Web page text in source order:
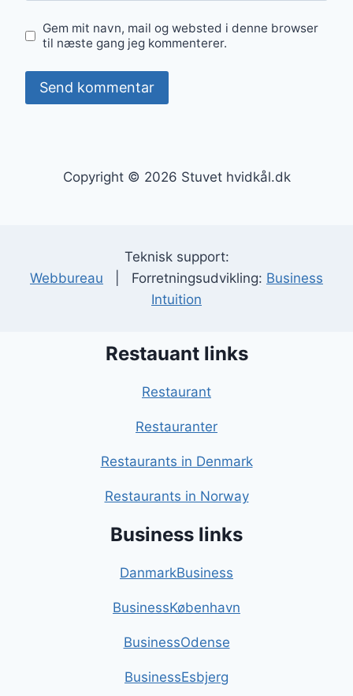
Gem mit navn, mail og websted i denne browser
til næste gang jeg kommenterer.
Copyright © 2026 Stuvet hvidkål.dk
Teknisk support:
Webbureau | Forretningsudvikling: Business
Intuition
Restauant links
Restaurant
Restauranter
Restaurants in Denmark
Restaurants in Norway
Business links
DanmarkBusiness
BusinessKøbenhavn
BusinessOdense
BusinessEsbjerg